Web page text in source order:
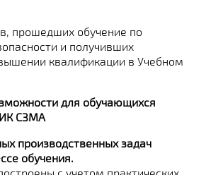
прошедших обучение по
и получивших
квалификации в Учебном
для обучающихся
СЗМА
производственных задач
обучения.